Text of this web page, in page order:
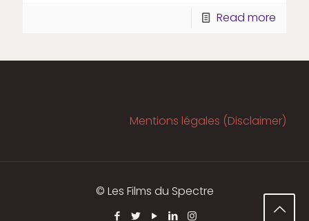
Read more
Mentions légales (Disclaimer)
© Les Films du Spectre